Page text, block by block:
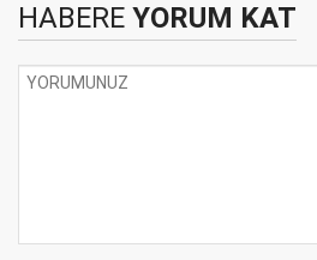
HABERE YORUM KAT